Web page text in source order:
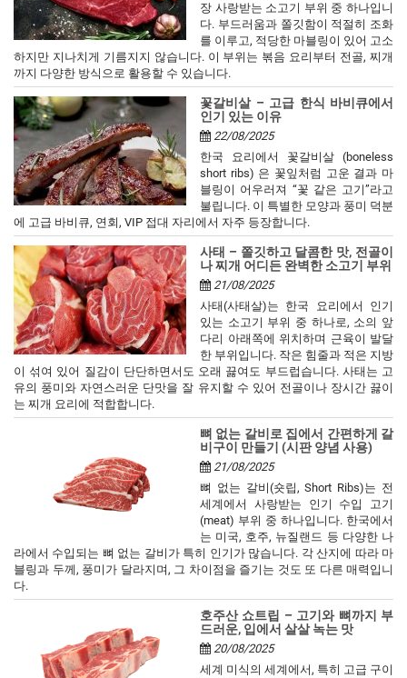
장 사랑받는 소고기 부위 중 하나입니
다. 부드러움과 쫄깃함이 적절히 조화
를 이루고, 적당한 마블링이 있어 고소
하지만 지나치게 기름지지 않습니다. 이 부위는 볶음 요리부터 전골, 찌개
까지 다양한 방식으로 활용할 수 있습니다.
꽃갈비살 – 고급 한식 바비큐에서
인기 있는 이유
22/08/2025
한국 요리에서 꽃갈비살 (boneless
short ribs) 은 꽃잎처럼 고운 결과 마
블링이 어우러져 “꽃 같은 고기”라고
불립니다. 이 특별한 모양과 풍미 덕분
에 고급 바비큐, 연회, VIP 접대 자리에서 자주 등장합니다.
사태 – 쫄깃하고 달콤한 맛, 전골이
나 찌개 어디든 완벽한 소고기 부위
21/08/2025
사태(사태살)는 한국 요리에서 인기
있는 소고기 부위 중 하나로, 소의 앞
다리 아래쪽에 위치하며 근육이 발달
한 부위입니다. 작은 힘줄과 적은 지방
이 섞여 있어 질감이 단단하면서도 오래 끓여도 부드럽습니다. 사태는 고
유의 풍미와 자연스러운 단맛을 잘 유지할 수 있어 전골이나 장시간 끓이
는 찌개 요리에 적합합니다.
뼈 없는 갈비로 집에서 간편하게 갈
비구이 만들기 (시판 양념 사용)
21/08/2025
뼈 없는 갈비(숏립, Short Ribs)는 전
세계에서 사랑받는 인기 수입 고기
(meat) 부위 중 하나입니다. 한국에서
는 미국, 호주, 뉴질랜드 등 다양한 나
라에서 수입되는 뼈 없는 갈비가 특히 인기가 많습니다. 각 산지에 따라 마
블링과 두께, 풍미가 달라지며, 그 차이점을 즐기는 것도 또 다른 매력입니
다.
호주산 쇼트립 – 고기와 뼈까지 부
드러운, 입에서 살살 녹는 맛
20/08/2025
세계 미식의 세계에서, 특히 고급 구이